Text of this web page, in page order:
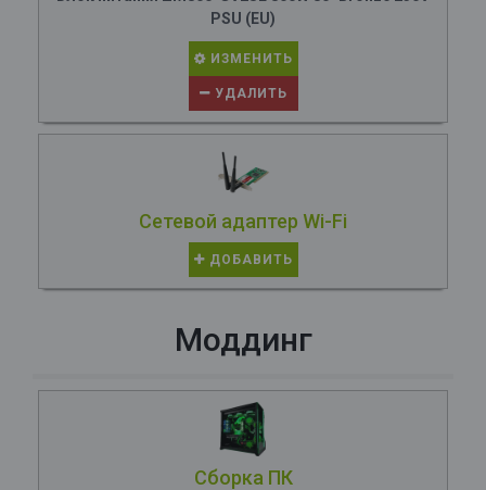
PSU (EU)
ИЗМЕНИТЬ
УДАЛИТЬ
Сетевой адаптер Wi-Fi
ДОБАВИТЬ
Моддинг
Сборка ПК